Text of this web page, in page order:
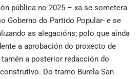
pública no 2025 – xa se sometera
Goberno do Partido Popular- e se
as alegacións; polo que aínda
a aprobación do proxecto de
a posterior redacción do
Do tramo Burela-San